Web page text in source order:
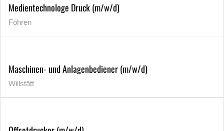
Medientechnologe Druck (m/w/d)
Föhren
Maschinen- und Anlagenbediener (m/w/d)
Willstätt